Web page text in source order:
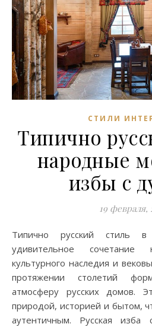
СТИЛИ
Типично
народные
избы с
19 февраля,
Типично русский стиль в интерьере — это
удивительное сочетание
культурного наследия и
протяжении столетий
атмосферу русских домов.
природой, историей и бытом,
аутентичным. Русская изба